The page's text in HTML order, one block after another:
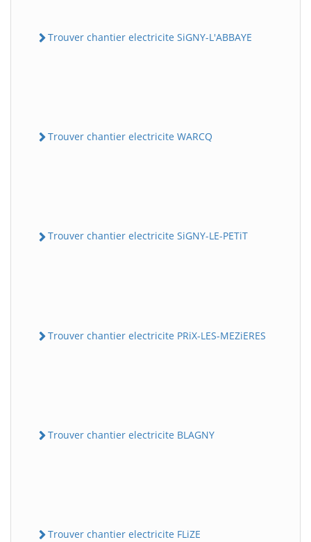
Trouver chantier electricite SiGNY-L'ABBAYE
Trouver chantier electricite WARCQ
Trouver chantier electricite SiGNY-LE-PETiT
Trouver chantier electricite PRiX-LES-MEZiERES
Trouver chantier electricite BLAGNY
Trouver chantier electricite FLiZE